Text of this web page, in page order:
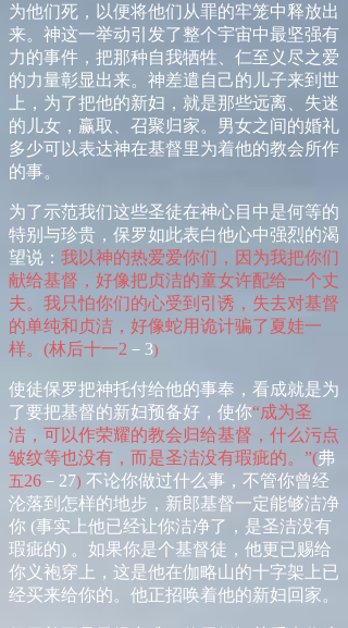
为他们死，以便将他们从罪的牢笼中释放出
来。神这一举动引发了整个宇宙中最坚强有
力的事件，把那种自我牺牲、仁至义尽之爱
的力量彰显出来。神差遣自己的儿子来到世
上，为了把他的新妇，就是那些远离、失迷
的儿女，赢取、召聚归家。男女之间的婚礼
多少可以表达神在基督里为着他的教会所作
的事。
为了示范我们这些圣徒在神心目中是何等的
特别与珍贵，保罗如此表白他心中强烈的渴
望说： 我以神的热爱爱你们，因为我把你们
献给基督，好像把贞洁的童女许配给一个丈
夫。我只怕你们的心受到引诱，失去对基督
的单纯和贞洁，好像蛇用诡计骗了夏娃一
样。 (林后十一2 － 3)
使徒保罗把神托付给他的事奉，看成就是为
了要把基督的新妇预备好，使你“成为圣
洁，可以作荣耀的教会归给基督，什么污点
皱纹等也没有，而是圣洁没有瑕疵的。 ”(弗
五26 － 27) 不论你做过什么事，不管你曾经
沦落到怎样的地步，新郎基督一定能够洁净
你 (事实上他已经让你洁净了，是圣洁没有
瑕疵的) 。如果你是个基督徒，他更已赐给
你义袍穿上，这是他在伽略山的十字架上已
经买来给你的。他正招唤着他的新妇回家。